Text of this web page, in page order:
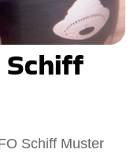
Schiff
Schiff Muster